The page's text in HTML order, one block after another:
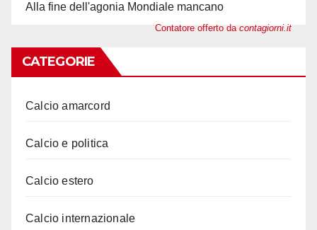
Alla fine dell'agonia Mondiale mancano
Contatore offerto da contagiorni.it
CATEGORIE
Calcio amarcord
Calcio e politica
Calcio estero
Calcio internazionale